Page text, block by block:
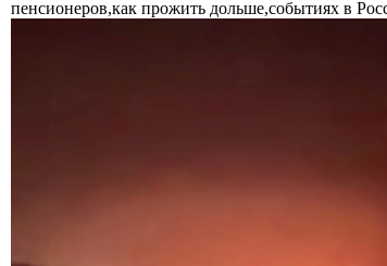
пенсионеров,как прожить дольше,событиях в